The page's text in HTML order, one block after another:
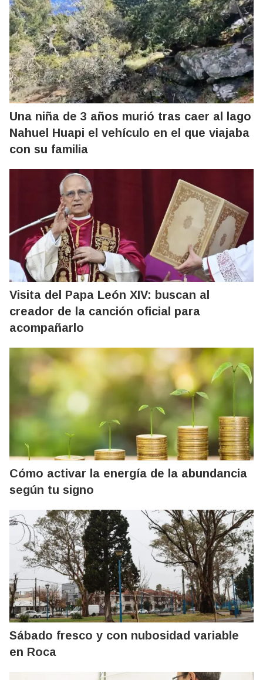
Una niña de 3 años murió tras caer al lago
Nahuel Huapi el vehículo en el que viajaba
con su familia
Visita del Papa León XIV: buscan al
creador de la canción oficial para
acompañarlo
Cómo activar la energía de la abundancia
según tu signo
Sábado fresco y con nubosidad variable
en Roca